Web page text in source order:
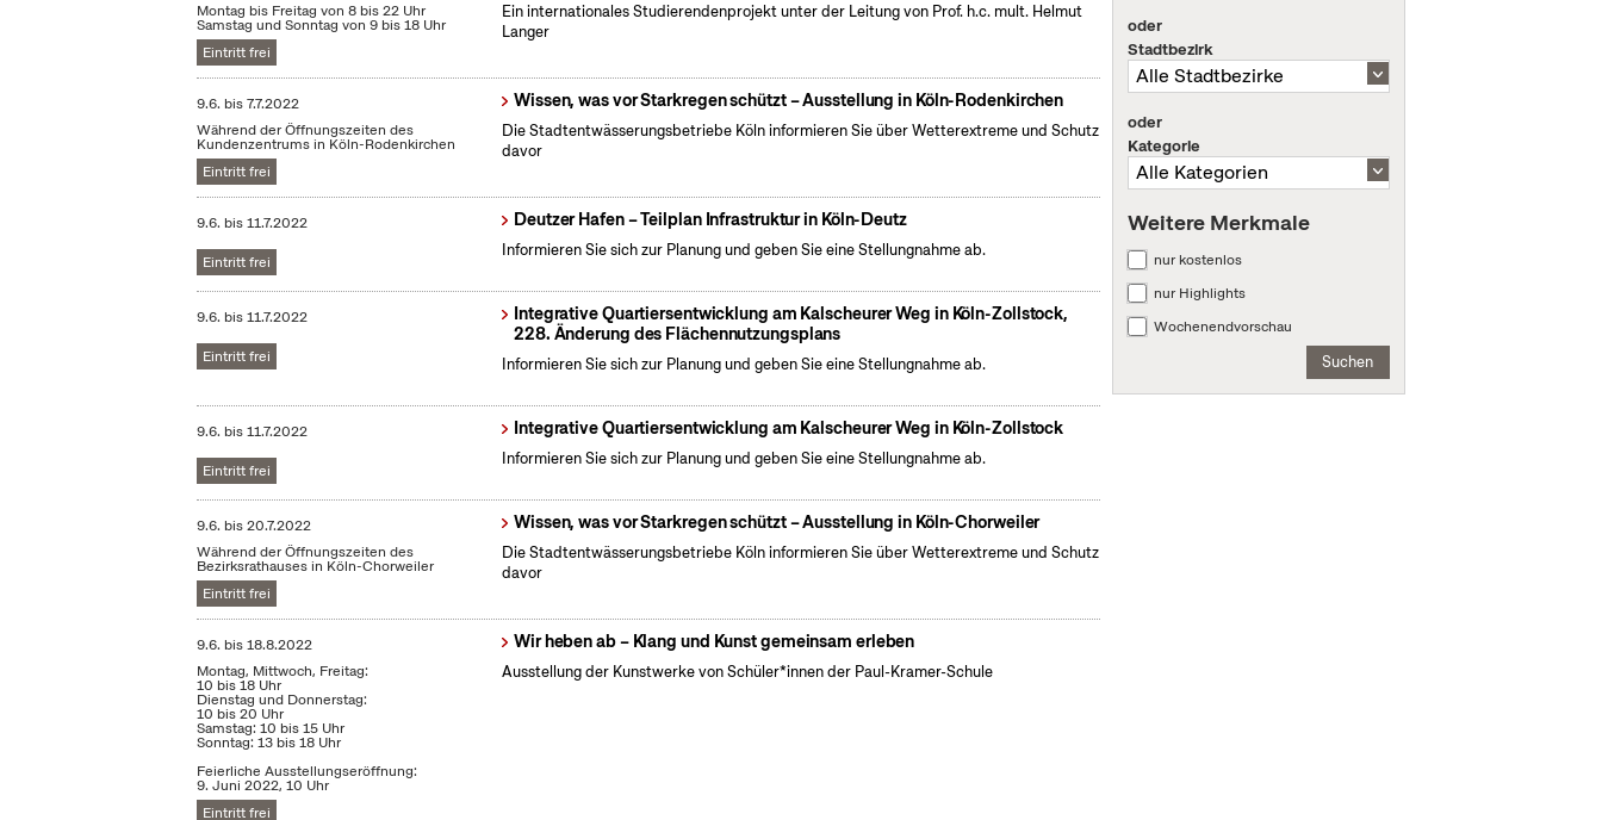
Montag bis Freitag von 8 bis 22 Uhr
Samstag und Sonntag von 9 bis 18 Uhr
Eintritt frei
Ein internationales Studierendenprojekt unter der Leitung von Prof. h.c. mult. Helmut
Langer
9.6. bis7.7.2022
Während der Öffnungszeiten des
Kundenzentrums in Köln-Rodenkirchen
Eintritt frei
Wissen, was vor Starkregen schützt – Ausstellung in Köln-Rodenkirchen
Die Stadtentwässerungsbetriebe Köln informieren Sie über Wetterextreme und Schutz
davor
9.6. bis11.7.2022
Eintritt frei
Deutzer Hafen – Teilplan Infrastruktur in Köln-Deutz
Informieren Sie sich zur Planung und geben Sie eine Stellungnahme ab.
9.6. bis11.7.2022
Eintritt frei
Integrative Quartiersentwicklung am Kalscheurer Weg in Köln-Zollstock,
228. Änderung des Flächennutzungsplans
Informieren Sie sich zur Planung und geben Sie eine Stellungnahme ab.
9.6. bis11.7.2022
Eintritt frei
Integrative Quartiersentwicklung am Kalscheurer Weg in Köln-Zollstock
Informieren Sie sich zur Planung und geben Sie eine Stellungnahme ab.
9.6. bis20.7.2022
Während der Öffnungszeiten des
Bezirksrathauses in Köln-Chorweiler
Eintritt frei
Wissen, was vor Starkregen schützt – Ausstellung in Köln-Chorweiler
Die Stadtentwässerungsbetriebe Köln informieren Sie über Wetterextreme und Schutz
davor
9.6. bis18.8.2022
Montag, Mittwoch, Freitag:
10 bis 18 Uhr
Dienstag und Donnerstag:
10 bis 20 Uhr
Samstag: 10 bis 15 Uhr
Sonntag: 13 bis 18 Uhr
Feierliche Ausstellungseröffnung:
9. Juni 2022, 10 Uhr
Eintritt frei
Wir heben ab – Klang und Kunst gemeinsam erleben
Ausstellung der Kunstwerke von Schüler*innen der Paul-Kramer-Schule
oder
Stadtbezirk
oder
Kategorie
Weitere Merkmale
nur kostenlos
nur Highlights
Wochenendvorschau
Suchen